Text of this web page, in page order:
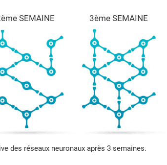
SEMAINE 3ème SEMAINE
des réseaux neuronaux après 3 semaines.